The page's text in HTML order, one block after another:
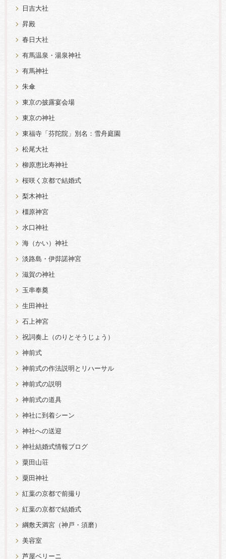
日吉大社
昇殿
春日大社
有馬温泉・湯泉神社
有馬神社
朱傘
東京の披露宴会場
東京の神社
東福寺「芬陀院」別名：雪舟庭園
松尾大社
柳原恵比寿神社
桜咲く京都で結婚式
梨木神社
橿原神宮
水口神社
海（かい）神社
淡路島・伊弉諾神宮
滋賀の神社
玉串奉奠
生田神社
石上神宮
祝詞奏上（のりとそうじょう）
神前式
神前式の作法説明とリハーサル
神前式の説明
神前式の道具
神社に到着シーン
神社への送迎
神社結婚式情報ブログ
粟田山荘
粟田神社
紅葉の京都で前撮り
紅葉の京都で結婚式
綱敷天満宮（神戸・須磨）
美容室
芦屋ベリーニ